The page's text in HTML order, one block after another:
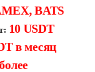
BATS
10 USDT
в месяц